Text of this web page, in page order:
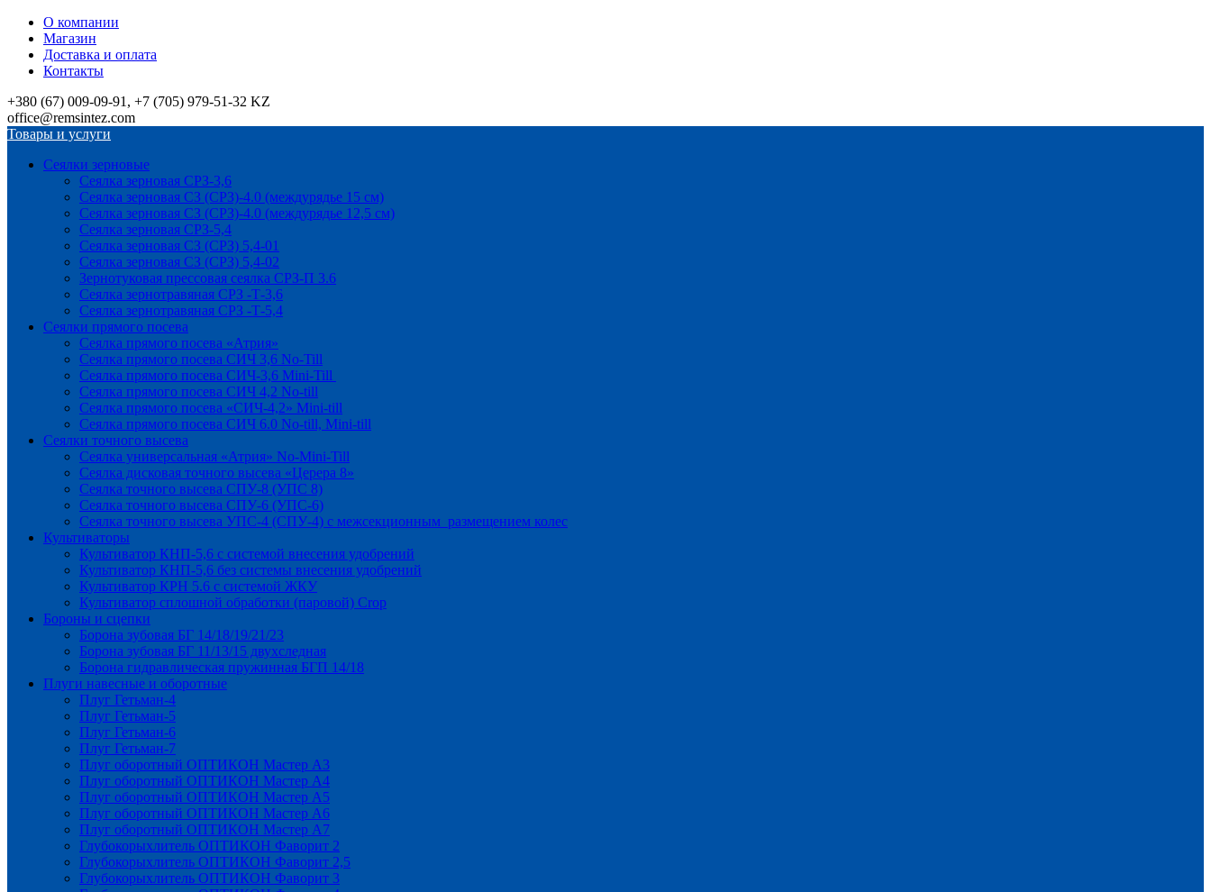
О компании
Магазин
Доставка и оплата
Контакты
+380 (67) 009-09-91, +7 (705) 979-51-32 KZ
office@remsintez.com
Товары и услуги
Сеялки зерновые
Сеялка зерновая СРЗ-3,6
Сеялка зерновая СЗ (СРЗ)-4.0 (междурядье 15 см)
Сеялка зерновая СЗ (СРЗ)-4.0 (междурядье 12,5 см)
Сеялка зерновая СРЗ-5,4
Сеялка зерновая СЗ (СРЗ) 5,4-01
Сеялка зерновая СЗ (СРЗ) 5,4-02
Зернотуковая прессовая сеялка СРЗ-П 3.6
Сеялка зернотравяная СРЗ -Т-3,6
Сеялка зернотравяная СРЗ -Т-5,4
Сеялки прямого посева
Сеялка прямого посева «Атрия»
Сеялка прямого посева СИЧ 3,6 No-Till
Сеялка прямого посева СИЧ-3,6 Mini-Till
Сеялка прямого посева СИЧ 4,2 No-till
Сеялка прямого посева «СИЧ-4,2» Mini-till
Сеялка прямого посева СИЧ 6.0 No-till, Mini-till
Сеялки точного высева
Сеялка универсальная «Атрия» No-Mini-Till
Сеялка дисковая точного высева «Церера 8»
Сеялка точного высева СПУ-8 (УПС 8)
Сеялка точного высева СПУ-6 (УПС-6)
Сеялка точного высева УПС-4 (СПУ-4) с межсекционным размещением колес
Культиваторы
Культиватор КНП-5,6 с системой внесения удобрений
Культиватор КНП-5,6 без системы внесения удобрений
Культиватор КРН 5.6 с системой ЖКУ
Культиватор сплошной обработки (паровой) Crop
Бороны и сцепки
Борона зубовая БГ 14/18/19/21/23
Борона зубовая БГ 11/13/15 двухследная
Борона гидравлическая пружинная БГП 14/18
Плуги навесные и оборотные
Плуг Гетьман-4
Плуг Гетьман-5
Плуг Гетьман-6
Плуг Гетьман-7
Плуг оборотный ОПТИКОН Мастер А3
Плуг оборотный ОПТИКОН Мастер А4
Плуг оборотный ОПТИКОН Мастер А5
Плуг оборотный ОПТИКОН Мастер А6
Плуг оборотный ОПТИКОН Мастер А7
Глубокорыхлитель ОПТИКОН Фаворит 2
Глубокорыхлитель ОПТИКОН Фаворит 2,5
Глубокорыхлитель ОПТИКОН Фаворит 3